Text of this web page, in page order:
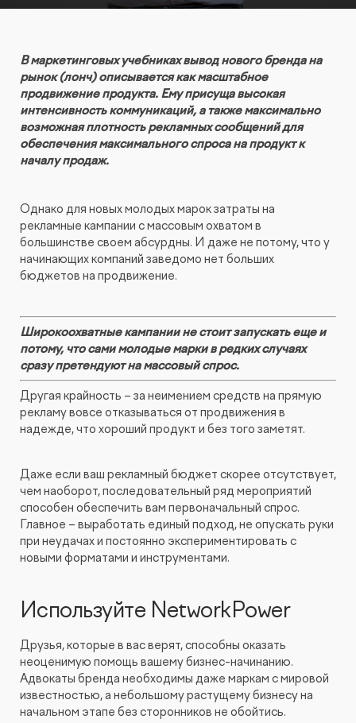
и приложений с респондентами
Глубинные интервью с аудиторией
Создание AI-креативов
Оптимизация скорости загрузки сайта
Интеграция и поддержка умного поиска SearchBooster
Настройка Битрикс24
Видеопродакшн
БЕЛАРУСИ
СЛОВАРЬ ТЕРМИНОВ
РЕФЕРАЛЬНАЯ ПРОГРАММА
В маркетинговых учебниках вывод нового бренда на
рынок (лонч) описывается как масштабное
продвижение продукта. Ему присуща высокая
интенсивность коммуникаций, а также максимально
возможная плотность рекламных сообщений для
обеспечения максимального спроса на продукт к
началу продаж.
Однако для новых молодых марок затраты на
рекламные кампании с массовым охватом в
большинстве своем абсурдны. И даже не потому, что у
начинающих компаний заведомо нет больших
бюджетов на продвижение.
Широкоохватные кампании не стоит запускать еще и
потому, что сами молодые марки в редких случаях
сразу претендуют на массовый спрос.
Другая крайность – за неимением средств на прямую
рекламу вовсе отказываться от продвижения в
надежде, что хороший продукт и без того заметят.
Даже если ваш рекламный бюджет скорее отсутствует,
чем наоборот, последовательный ряд мероприятий
способен обеспечить вам первоначальный спрос.
Главное – выработать единый подход, не опускать руки
при неудачах и постоянно экспериментировать с
новыми форматами и инструментами.
Используйте NetworkPower
Друзья, которые в вас верят, способны оказать
неоценимую помощь вашему бизнес-начинанию.
Адвокаты бренда необходимы даже маркам с мировой
известностью, а небольшому растущему бизнесу на
начальном этапе без сторонников не обойтись.